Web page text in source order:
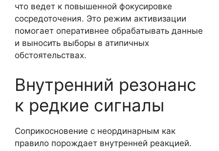
что ведет к повышенной фокусировке
сосредоточения. Это режим активизации
помогает оперативнее обрабатывать данные
и выносить выборы в атипичных
обстоятельствах.
Внутренний резонанс
к редкие сигналы
Соприкосновение с неординарным как
правило порождает внутренней реакцией.